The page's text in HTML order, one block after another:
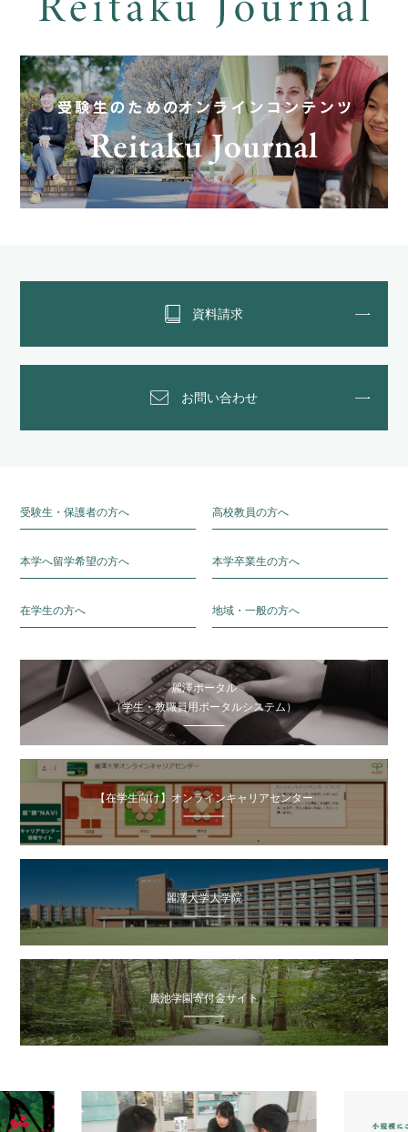
資料請求
お問い合わせ
受験生・保護者の方へ 高校教員の方へ
本学へ留学希望の方へ 本学卒業生の方へ
在学生の方へ 地域・一般の方へ
麗澤ポータル
（学生・教職員用ポータルシステム）
【在学生向け】オンラインキャリアセンター
麗澤大学大学院
廣池学園寄付金サイト